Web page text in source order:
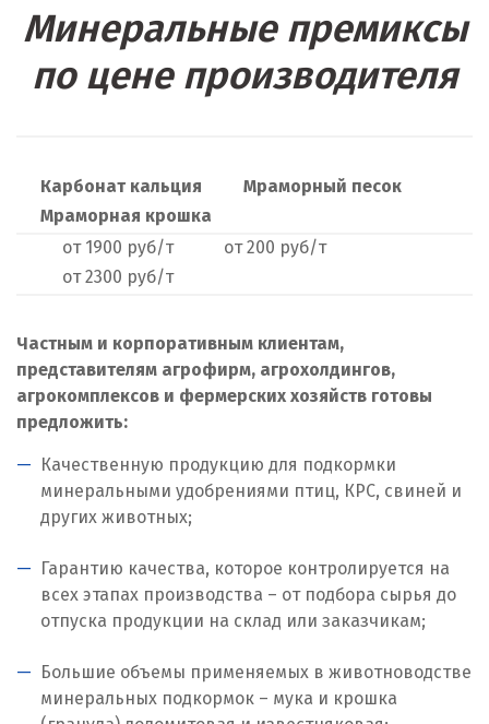
Невьянск
Нижний Новгород
Нижний Тагил
Новокоалиновый
Новокузнецк
Новосибирск
Новоуткинск
Новый Уренгой
Ногинск
Минеральные премиксы
по цене производителя
Карбонат кальция
Мраморный песок
Мраморная крошка
от 1900 руб/т
от 200 руб/т
от 2300 руб/т
Частным и корпоративным клиентам,
представителям агрофирм, агрохолдингов,
агрокомплексов и фермерских хозяйств готовы
предложить:
Качественную продукцию для подкормки
минеральными удобрениями птиц, КРС, свиней и
других животных;
Гарантию качества, которое контролируется на
всех этапах производства – от подбора сырья до
отпуска продукции на склад или заказчикам;
Большие объемы применяемых в животноводстве
минеральных подкормок – мука и крошка